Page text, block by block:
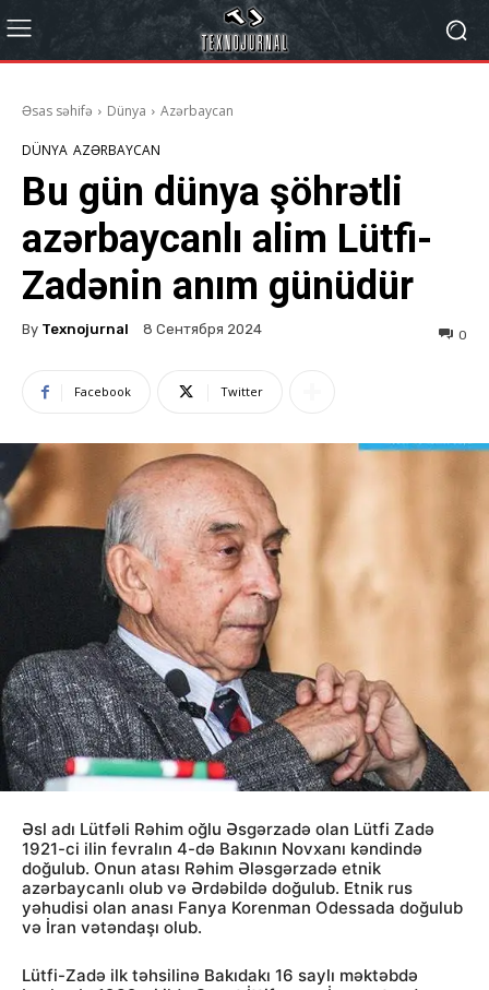
Əsas səhifə Dünya Azərbaycan
DÜNYA AZƏRBAYCAN
Bu gün dünya şöhrətli
azərbaycanlı alim Lütfi-
Zadənin anım günüdür
By Texnojurnal 8 Сентября 2024 0
Facebook Twitter
Əsl adı Lütfəli Rəhim oğlu Əsgərzadə olan Lütfi Zadə
1921-ci ilin fevralın 4-də Bakının Novxanı kəndində
doğulub. Onun atası Rəhim Ələsgərzadə etnik
azərbaycanlı olub və Ərdəbildə doğulub. Etnik rus
yəhudisi olan anası Fanya Korenman Odessada doğulub
və İran vətəndaşı olub.
Lütfi-Zadə ilk təhsilinə Bakıdakı 16 saylı məktəbdə